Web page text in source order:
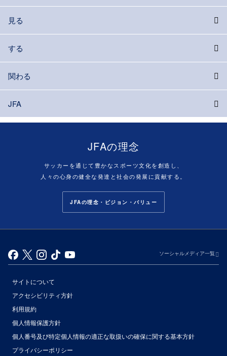
見る
する
関わる
JFA
JFAの理念
サッカーを通じて豊かなスポーツ文化を創造し、
人々の心身の健全な発達と社会の発展に貢献する。
JFAの理念・ビジョン・バリュー
ソーシャルメディア一覧
サイトについて
アクセシビリティ方針
利用規約
個人情報保護方針
個人番号及び特定個人情報の適正な取扱いの確保に関する基本方針
プライバシーポリシー